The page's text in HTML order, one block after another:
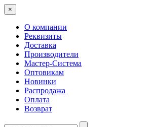
×
О компании
Реквизиты
Доставка
Производители
Мастер-Система
Оптовикам
Новинки
Распродажа
Оплата
Возврат